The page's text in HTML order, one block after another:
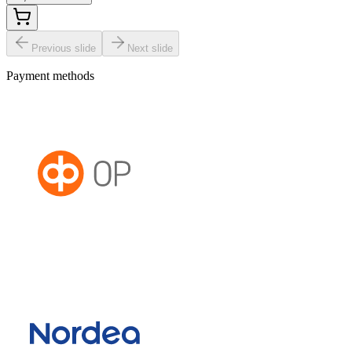
Previous slide Next slide
Payment methods